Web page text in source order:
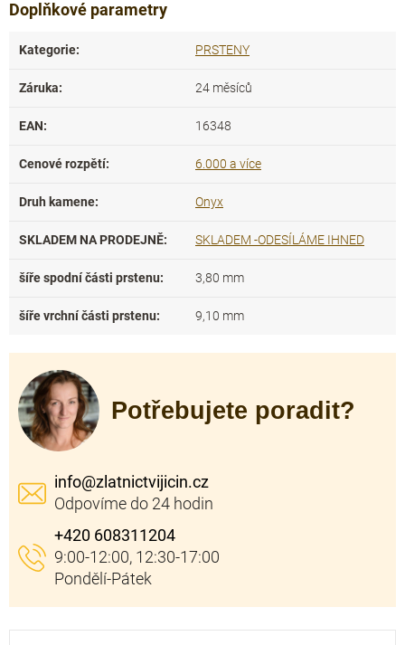
Doplňkové parametry
Kategorie: PRSTENY
Záruka: 24 měsíců
EAN: 16348
Cenové rozpětí: 6.000 a více
Druh kamene: Onyx
SKLADEM NA PRODEJNĚ: SKLADEM -ODESÍLÁME IHNED
šíře spodní části prstenu: 3,80 mm
šíře vrchní části prstenu: 9,10 mm
Potřebujete poradit?
info@zlatnictvijicin.cz
+420 608311204